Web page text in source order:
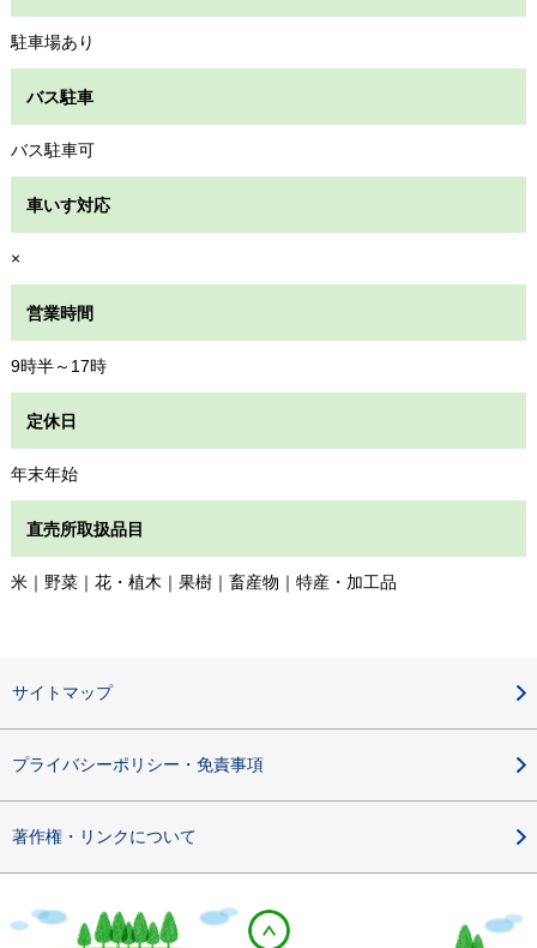
駐車場あり
バス駐車
バス駐車可
車いす対応
×
営業時間
9時半～17時
定休日
年末年始
直売所取扱品目
米｜野菜｜花・植木｜果樹｜畜産物｜特産・加工品
サイトマップ
プライバシーポリシー・免責事項
著作権・リンクについて